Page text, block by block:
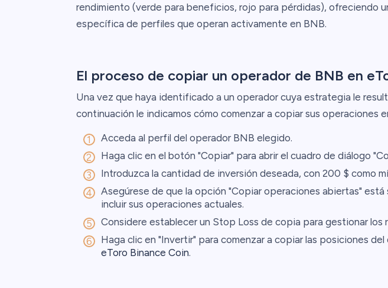
rendimiento (verde para beneficios, rojo para pérdidas), ofreciendo
específica de perfiles que operan activamente en BNB.
El proceso de copiar un operador de BNB en
Una vez que haya identificado a un operador cuya estrategia le
continuación le indicamos cómo comenzar a copiar sus operaciones
Acceda al perfil del operador BNB elegido.
Haga clic en el botón "Copiar" para abrir el cuadro de diálogo
Introduzca la cantidad de inversión deseada, con 200 $ como
Asegúrese de que la opción "Copiar operaciones abiertas" está
incluir sus operaciones actuales.
Considere establecer un Stop Loss de copia para gestionar los
Haga clic en "Invertir" para comenzar a copiar las posiciones
eToro Binance Coin.